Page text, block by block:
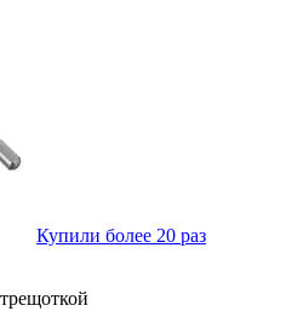
Купили более 20 раз